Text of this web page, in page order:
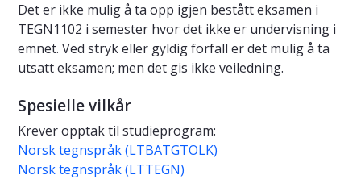
Det er ikke mulig å ta opp igjen bestått eksamen i
TEGN1102 i semester hvor det ikke er undervisning i
emnet. Ved stryk eller gyldig forfall er det mulig å ta
utsatt eksamen; men det gis ikke veiledning.
Spesielle vilkår
Krever opptak til studieprogram:
Norsk tegnspråk (LTBATGTOLK)
Norsk tegnspråk (LTTEGN)